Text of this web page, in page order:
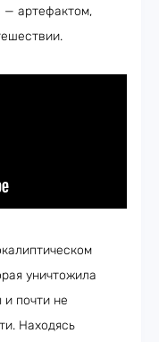
— артефактом,
уничтожила
почти не
Находясь